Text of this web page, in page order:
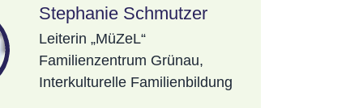
Stephanie Schmutzer
Leiterin „MüZeL“
Familienzentrum Grünau,
Interkulturelle Familienbildung